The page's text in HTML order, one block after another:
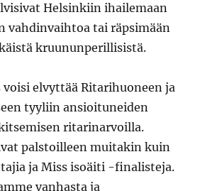
Helsinkiin ihailemaan
vahdinvaihtoa tai räpsimään
kruununperillisistä.
elvyttää Ritarihuoneen ja
tyyliin ansioituneiden
ritarinarvoilla.
palstoilleen muitakin kuin
ja Miss isoäiti -finalisteja.
vanhasta ja